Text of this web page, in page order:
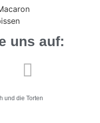
uns auf:
und die Torten